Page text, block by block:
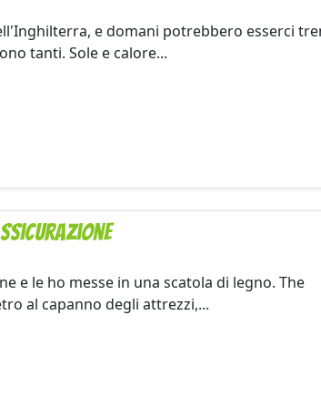
e domani potrebbero esserci
tanti. Sole e calore...
e le ho messe in una scatola di legno. The
al capanno degli attrezzi,...